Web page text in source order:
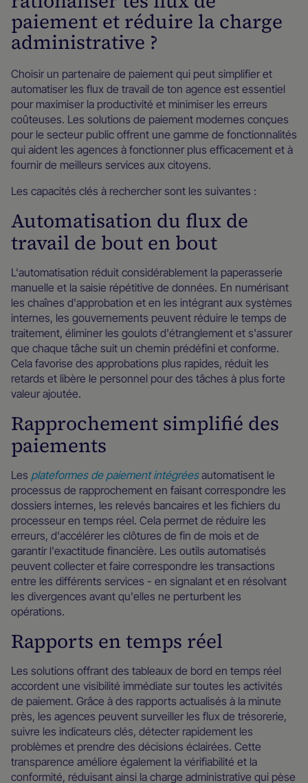
paiement et réduire la charge
administrative ?
Choisir un partenaire de paiement qui peut simplifier et
automatiser les flux de travail de ton agence est essentiel
pour maximiser la productivité et minimiser les erreurs
coûteuses. Les solutions de paiement modernes conçues
pour le secteur public offrent une gamme de fonctionnalités
qui aident les agences à fonctionner plus efficacement et à
fournir de meilleurs services aux citoyens.
Les capacités clés à rechercher sont les suivantes :
Automatisation du flux de
travail de bout en bout
L'automatisation réduit considérablement la paperasserie
manuelle et la saisie répétitive de données. En numérisant
les chaînes d'approbation et en les intégrant aux systèmes
internes, les gouvernements peuvent réduire le temps de
traitement, éliminer les goulots d'étranglement et s'assurer
que chaque tâche suit un chemin prédéfini et conforme.
Cela favorise des approbations plus rapides, réduit les
retards et libère le personnel pour des tâches à plus forte
valeur ajoutée.
Rapprochement simplifié des
paiements
Les plateformes de paiement intégréesautomatisent le
processus de rapprochement en faisant correspondre les
dossiers internes, les relevés bancaires et les fichiers du
processeur en temps réel. Cela permet de réduire les
erreurs, d'accélérer les clôtures de fin de mois et de
garantir l'exactitude financière. Les outils automatisés
peuvent collecter et faire correspondre les transactions
entre les différents services - en signalant et en résolvant
les divergences avant qu'elles ne perturbent les
opérations.
Rapports en temps réel
Les solutions offrant des tableaux de bord en temps réel
accordent une visibilité immédiate sur toutes les activités
de paiement. Grâce à des rapports actualisés à la minute
près, les agences peuvent surveiller les flux de trésorerie,
suivre les indicateurs clés, détecter rapidement les
problèmes et prendre des décisions éclairées. Cette
transparence améliore également la vérifiabilité et la
conformité, réduisant ainsi la charge administrative qui pèse